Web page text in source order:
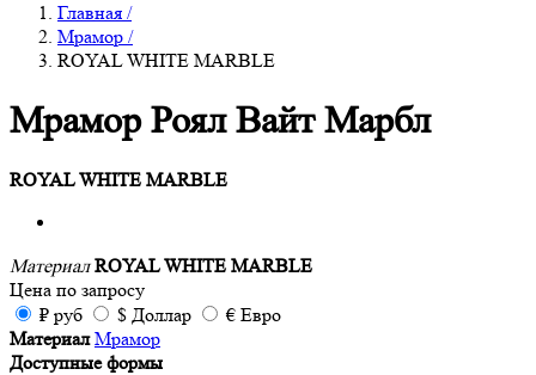
Главная /
Мрамор /
ROYAL WHITE MARBLE
Мрамор Роял Вайт Марбл
ROYAL WHITE MARBLE
Материал ROYAL WHITE MARBLE
Цена по запросу
₽ руб $ Доллар € Евро
Материал Мрамор
Доступные формы